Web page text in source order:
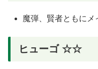
魔弾、賢者ともにメ
ヒューゴ ☆☆